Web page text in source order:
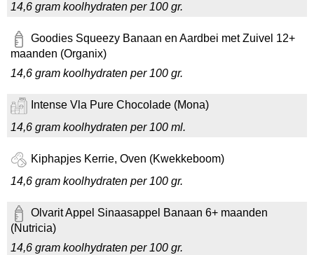
14,6 gram koolhydraten per 100 gr.
Goodies Squeezy Banaan en Aardbei met Zuivel 12+
maanden (Organix)
14,6 gram koolhydraten per 100 gr.
Intense Vla Pure Chocolade (Mona)
14,6 gram koolhydraten per 100 ml.
Kiphapjes Kerrie, Oven (Kwekkeboom)
14,6 gram koolhydraten per 100 gr.
Olvarit Appel Sinaasappel Banaan 6+ maanden
(Nutricia)
14,6 gram koolhydraten per 100 gr.